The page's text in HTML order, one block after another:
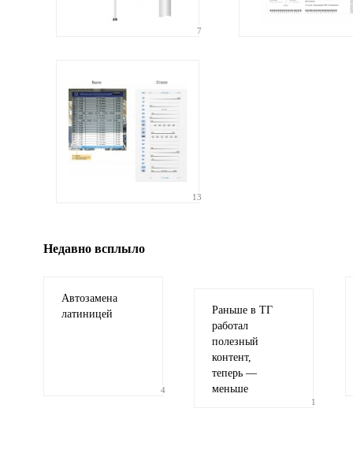
7
13
Недавно всплыло
Автозамена
латиницей
4
Раньше в ТГ
работал
полезный
контент,
теперь —
меньше
1